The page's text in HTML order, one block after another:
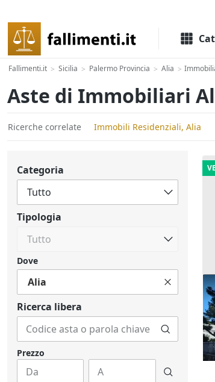
Fallimenti.it > Sicilia > Palermo Provincia > Alia >
Aste di Immobiliari
Ricerche correlate Immobili Residenziali, Alia
Categoria
Tipologia
Dove
Alia
Ricerca libera
Prezzo